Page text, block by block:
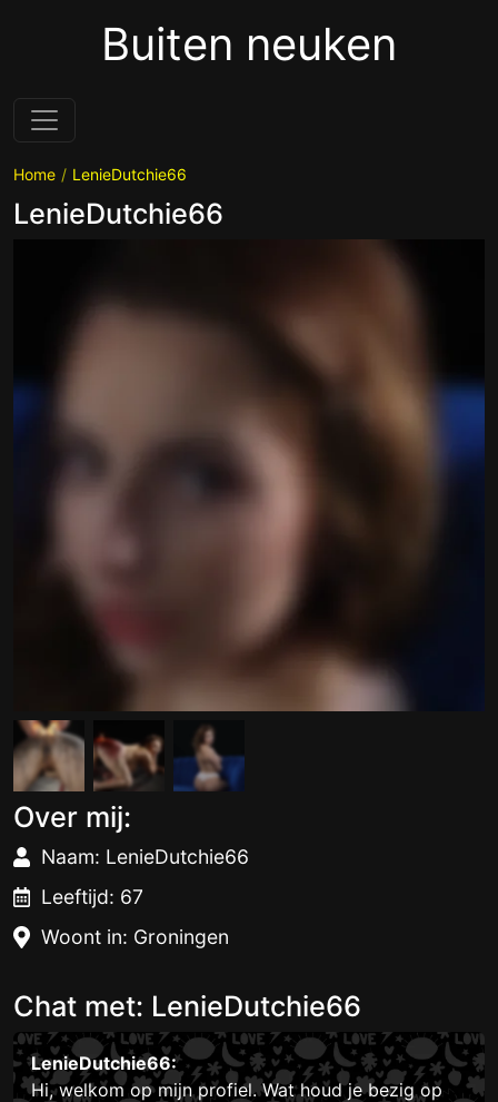
Buiten neuken
Home LenieDutchie66
LenieDutchie66
Over mij:
Naam: LenieDutchie66
Leeftijd: 67
Woont in: Groningen
Chat met: LenieDutchie66
LenieDutchie66:
Hi, welkom op mijn profiel. Wat houd je bezig op